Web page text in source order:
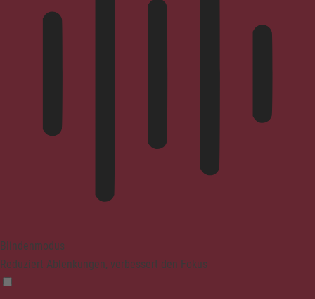
Blindenmodus
Reduziert Ablenkungen, verbessert den Fokus